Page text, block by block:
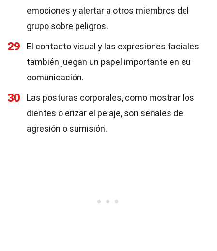
emociones y alertar a otros miembros del
grupo sobre peligros.
29
El contacto visual y las expresiones faciales
también juegan un papel importante en su
comunicación.
30
Las posturas corporales, como mostrar los
dientes o erizar el pelaje, son señales de
agresión o sumisión.